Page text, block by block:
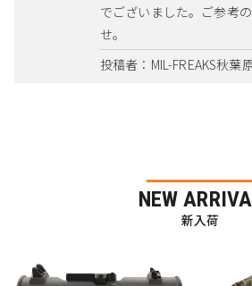
でございました。ご参考
せ。
投稿者：MIL-FREAKS秋葉
NEW
新入荷